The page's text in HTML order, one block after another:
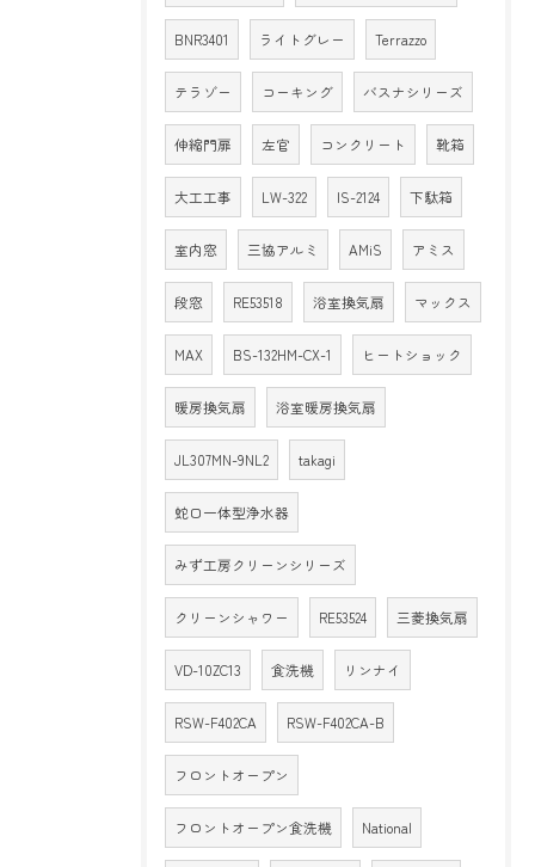
BNR3401 ライトグレー Terrazzo
テラゾー コーキング バスナシリーズ
伸縮門扉 左官 コンクリート 靴箱
大工工事 LW-322 IS-2124 下駄箱
室内窓 三協アルミ AMiS アミス
段窓 RE53518 浴室換気扇 マックス
MAX BS-132HM-CX-1 ヒートショック
暖房換気扇 浴室暖房換気扇
JL307MN-9NL2 takagi
蛇口一体型浄水器
みず工房クリーンシリーズ
クリーンシャワー RE53524 三菱換気扇
VD-10ZC13 食洗機 リンナイ
RSW-F402CA RSW-F402CA-B
フロントオープン
フロントオープン食洗機 National